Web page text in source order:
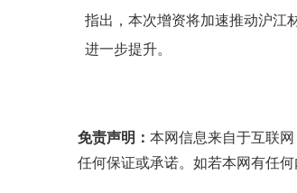
指出，本次增资将加速推动沪江
进一步提升。
免责声明： 本网信息来自于互联
任何保证或承诺。如若本网有任